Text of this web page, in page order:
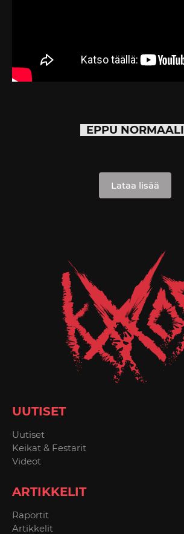
EPPU NORMAALI
Lataa lisää
UUTISET
Uutiset
Keikat & Festarit
Videot
ARTIKKELIT
Raportit
Artikkelit